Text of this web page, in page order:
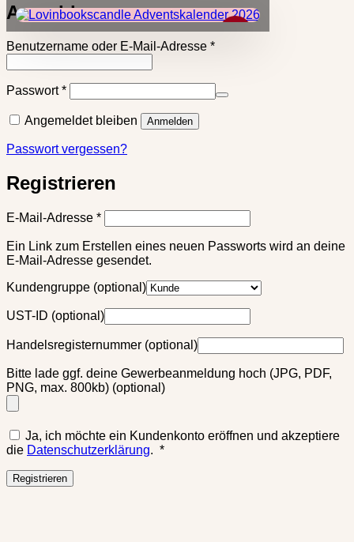
×
Anmelden
Benutzername oder E-Mail-Adresse *Erforderlich
Passwort*Erforderlich
Angemeldet bleiben Anmelden
Passwort vergessen?
Registrieren
E-Mail-Adresse *Erforderlich
Ein Link zum Erstellen eines neuen Passworts wird an deine
E-Mail-Adresse gesendet.
Kundengruppe (optional)
UST-ID (optional)
Handelsregisternummer (optional)
Bitte lade ggf. deine Gewerbeanmeldung hoch (JPG, PDF,
PNG, max. 800kb) (optional)
Ja, ich möchte ein Kundenkonto eröffnen und akzeptiere
die Datenschutzerklärung. *Erforderlich
Registrieren